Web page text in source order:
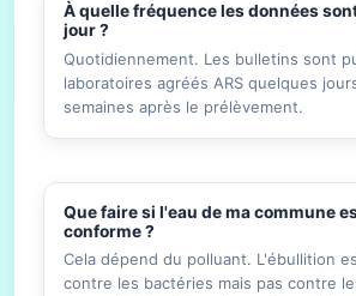
À quelle fréquence les données
jour ?
Quotidiennement. Les bulletins sont
laboratoires agréés ARS quelques
semaines après le prélèvement.
Que faire si l'eau de ma commune
conforme ?
Cela dépend du polluant. L'ébullition
contre les bactéries mais pas contre